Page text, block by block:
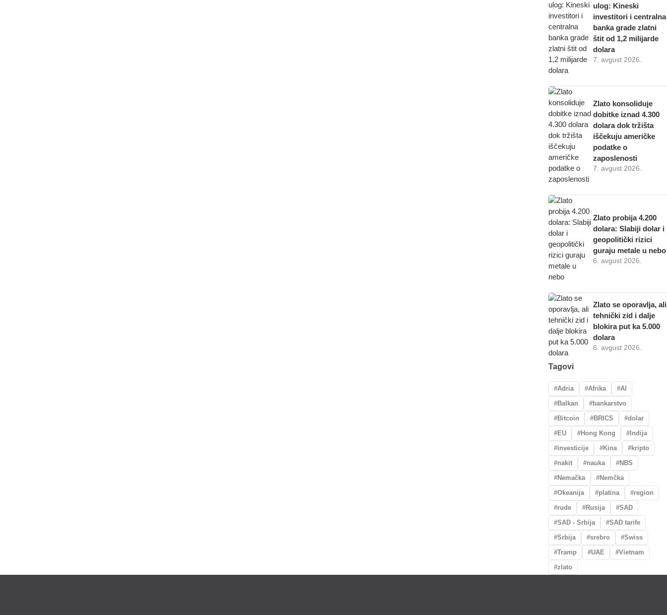
ulog: Kineski
investitori i centralna
banka grade zlatni
štit od 1,2 milijarde
dolara
7. avgust 2026.
Zlato konsoliduje
dobitke iznad 4.300
dolara dok tržišta
iščekuju američke
podatke o
zaposlenosti
7. avgust 2026.
Zlato probija 4.200
dolara: Slabiji dolar i
geopolitički rizici
guraju metale u nebo
6. avgust 2026.
Zlato se oporavlja, ali
tehnički zid i dalje
blokira put ka 5.000
dolara
6. avgust 2026.
Tagovi
Adria Afrika
AI
Balkan
bankarstvo
Bitcoin
BRICS
dolar
EU
Hong Kong
Indija
investicije
Kina
kripto
nakit
nauka
NBS
Nemačka
Nemčka
Okeanija
platina
region
rude
Rusija
SAD
SAD - Srbija
SAD tarife
Srbija
srebro
Swiss
Tramp
UAE
Vietnam
zlato